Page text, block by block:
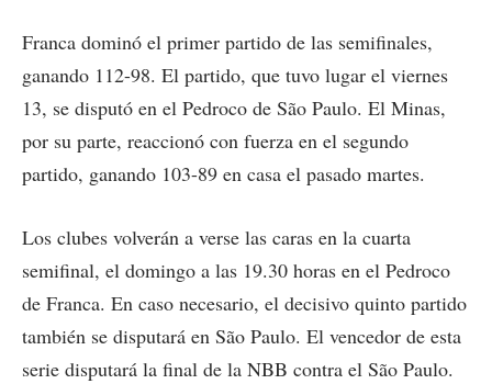
Franca dominó el primer partido de las semifinales,
ganando 112-98. El partido, que tuvo lugar el viernes
13, se disputó en el Pedroco de São Paulo. El Minas,
por su parte, reaccionó con fuerza en el segundo
partido, ganando 103-89 en casa el pasado martes.
Los clubes volverán a verse las caras en la cuarta
semifinal, el domingo a las 19.30 horas en el Pedroco
de Franca. En caso necesario, el decisivo quinto partido
también se disputará en São Paulo. El vencedor de esta
serie disputará la final de la NBB contra el São Paulo.